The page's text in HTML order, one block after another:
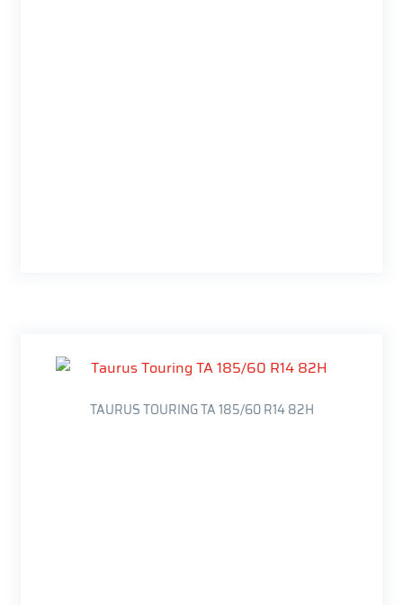
TAURUS TOURING TA 185/60 R14 82H